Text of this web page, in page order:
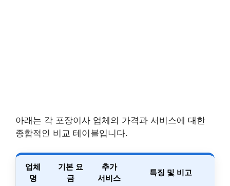
아래는 각 포장이사 업체의 가격과 서비스에 대한
종합적인 비교 테이블입니다.
업체
명
기본 요
금
추가
서비스
특징 및 비고